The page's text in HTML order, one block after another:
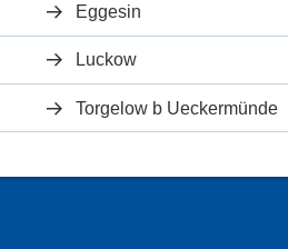
Eggesin
Luckow
Torgelow b Ueckermünde